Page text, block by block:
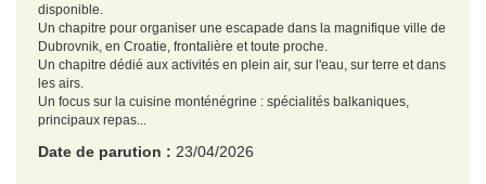
disponible.
Un chapitre pour organiser une escapade dans la magnifique ville de
Dubrovnik, en Croatie, frontalière et toute proche.
Un chapitre dédié aux activités en plein air, sur l'eau, sur terre et dans
les airs.
Un focus sur la cuisine monténégrine : spécialités balkaniques,
principaux repas...
Date de parution : 23/04/2026